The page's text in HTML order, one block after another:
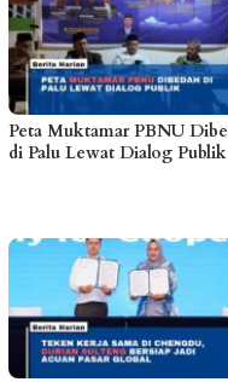
Peta Muktamar PBNU
di Palu Lewat Dialog Publik